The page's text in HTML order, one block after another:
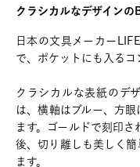
クラシカルなデザインの
日本の文具メーカー
で、ポケットにも入るコ
クラシカルな表紙のデ
は、横軸はブルー、方
ます。ゴールドで刻印
後、切り離しも美しく
ます。